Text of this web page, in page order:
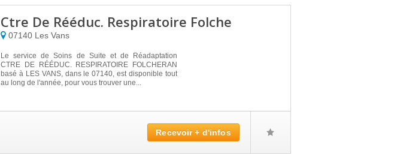
Ctre De Rééduc. Respiratoire Folche
07140 Les Vans
Le service de Soins de Suite et de Réadaptation
CTRE DE RÉÉDUC. RESPIRATOIRE FOLCHERAN
basé à LES VANS, dans le 07140, est disponible tout
au long de l'année, pour vous trouver une...
Recevoir + d'infos